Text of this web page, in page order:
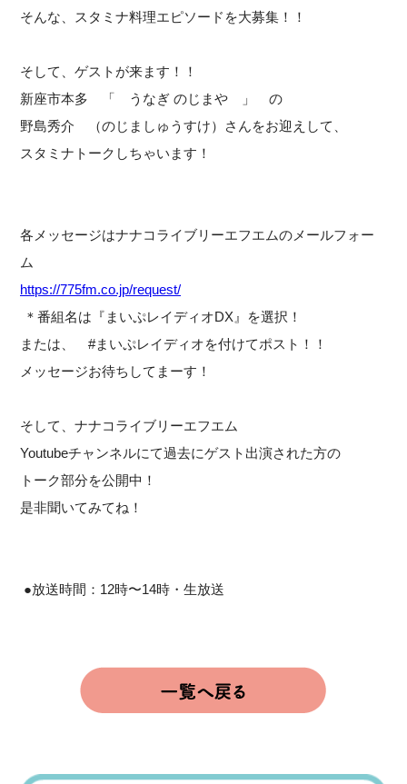
そんな、スタミナ料理エピソードを大募集！！
そして、ゲストが来ます！！
新座市本多 「 うなぎ のじまや 」 の
野島秀介 （のじましゅうすけ）さんをお迎えして、
スタミナトークしちゃいます！
各メッセージはナナコライブリーエフエムのメールフォー
ム
https://775fm.co.jp/request/
＊番組名は『まいぷレイディオDX』を選択！
または、 #まいぷレイディオを付けてポスト！！
メッセージお待ちしてまーす！
そして、ナナコライブリーエフエム
Youtubeチャンネルにて過去にゲスト出演された方の
トーク部分を公開中！
是非聞いてみてね！
●放送時間：12時〜14時・生放送